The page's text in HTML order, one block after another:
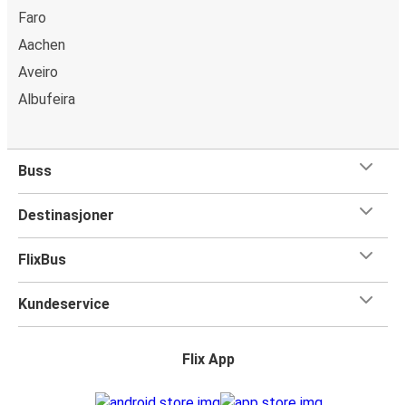
Faro
Aachen
Aveiro
Albufeira
Buss
Destinasjoner
FlixBus
Kundeservice
Flix App